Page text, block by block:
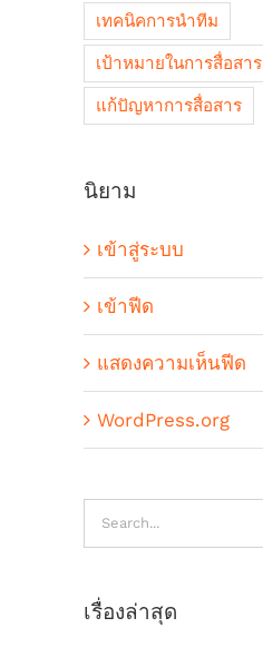
เทคนิคการนำทีม
เป้าหมายในการสื่อสาร
แก้ปัญหาการสื่อสาร
นิยาม
เข้าสู่ระบบ
เข้าฟีด
แสดงความเห็นฟีด
WordPress.org
Search
for:
เรื่องล่าสุด